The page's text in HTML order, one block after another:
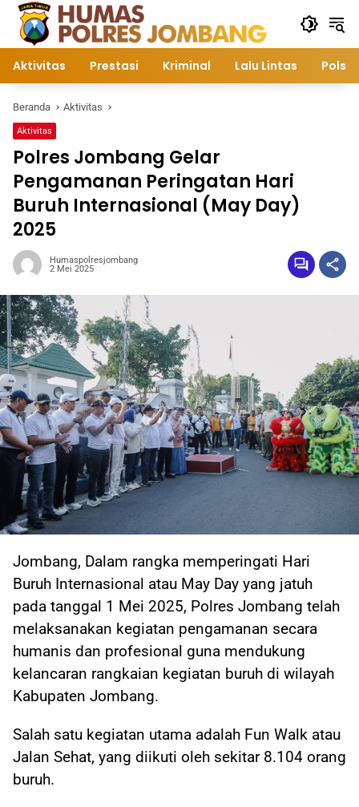
Langsung
konten
Aktivitas Prestasi Kriminal Lalu Lintas
Beranda Aktivitas
Aktivitas
Polres Jombang Gelar
Pengamanan Peringatan Hari
Buruh Internasional (May Day)
2025
Humaspolresjombang
2 Mei 2025
Jombang, Dalam rangka memperingati Hari
Buruh Internasional atau May Day yang jatuh
pada tanggal 1 Mei 2025, Polres Jombang telah
melaksanakan kegiatan pengamanan secara
humanis dan profesional guna mendukung
kelancaran rangkaian kegiatan buruh di wilayah
Kabupaten Jombang.
Salah satu kegiatan utama adalah Fun Walk atau
Jalan Sehat, yang diikuti oleh sekitar 8.104 orang
buruh.